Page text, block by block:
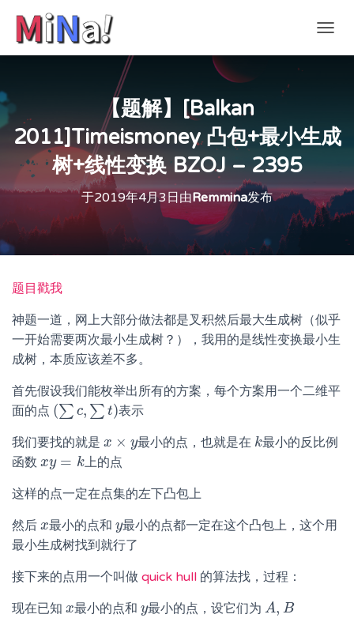
换
【题解】[Balkan
2011]Timeismoney 凸包+最小生成
树+线性变换 BZOJ – 2395
于2019年4月3日 由Remmina发布
题目戳我
神题一道，网上大部分做法都是叉积然后最大生成树（似乎
一开始需要两次最小生成树？），我用的是线性变换最小生
成树，本质应该差不多。
首先假设我们能枚举出所有的方案，每个方案用一个二维平
面的点 (∑ c, ∑ t)
( ∑c , ∑t )
表示
我们要找的就是 x × y
x× y 最小的点，也就是在 k
k最小的反比例
函数 xy = k
xy=k
上的点
这样的点一定在点集的左下凸包上
然后 x
x最小的点和y
y最小的点都一定在这个凸包上，这个用
最小生成树找到就行了
接下来的点用一个叫做 quick hull 的算法找，过程：
现在已知 x
x最小的点和y
y最小的点，设它们为A, B
A,B